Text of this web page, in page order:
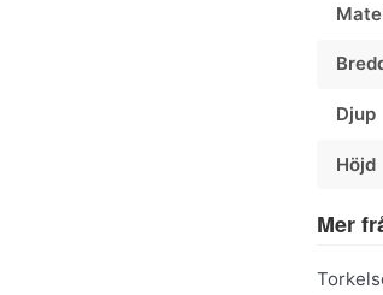
Djup
Höjd
Mer